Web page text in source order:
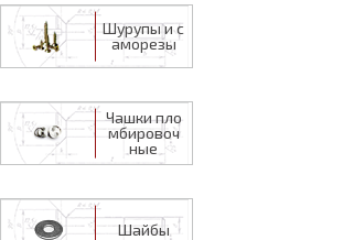
Шурупы и с
аморезы
Чашки пло
мбировоч
ные
Шайбы